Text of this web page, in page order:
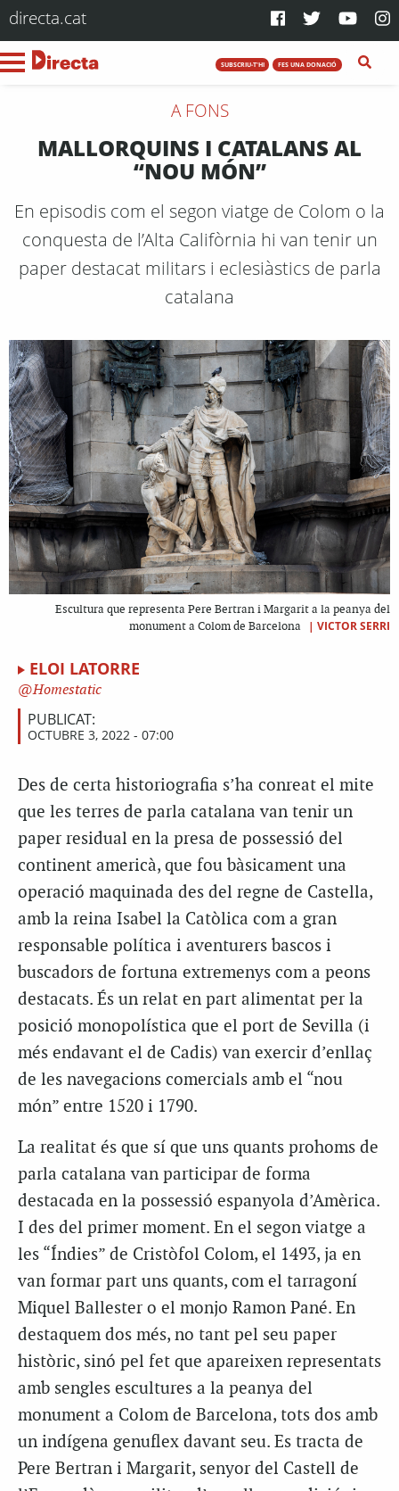
directa.cat
SUBSCRIU-T'HI FES UNA DONACIÓ
A FONS
MALLORQUINS I CATALANS AL
“NOU MÓN”
En episodis com el segon viatge de Colom o la
conquesta de l’Alta Califòrnia hi van tenir un
paper destacat militars i eclesiàstics de parla
catalana
Escultura que representa Pere Bertran i Margarit a la peanya del
monument a Colom de Barcelona
| VICTOR SERRI
ELOI LATORRE
Homestatic
PUBLICAT:
OCTUBRE 3, 2022 - 07:00
Des de certa historiografia s’ha conreat el mite
que les terres de parla catalana van tenir un
paper residual en la presa de possessió del
continent americà, que fou bàsicament una
operació maquinada des del regne de Castella,
amb la reina Isabel la Catòlica com a gran
responsable política i aventurers bascos i
buscadors de fortuna extremenys com a peons
destacats. És un relat en part alimentat per la
posició monopolística que el port de Sevilla (i
més endavant el de Cadis) van exercir d’enllaç
de les navegacions comercials amb el “nou
món” entre 1520 i 1790.
La realitat és que sí que uns quants prohoms de
parla catalana van participar de forma
destacada en la possessió espanyola d’Amèrica.
I des del primer moment. En el segon viatge a
les “Índies” de Cristòfol Colom, el 1493, ja en
van formar part uns quants, com el tarragoní
Miquel Ballester o el monjo Ramon Pané. En
destaquem dos més, no tant pel seu paper
històric, sinó pel fet que apareixen representats
amb sengles escultures a la peanya del
monument a Colom de Barcelona, tots dos amb
un indígena genuflex davant seu. Es tracta de
Pere Bertran i Margarit, senyor del Castell de